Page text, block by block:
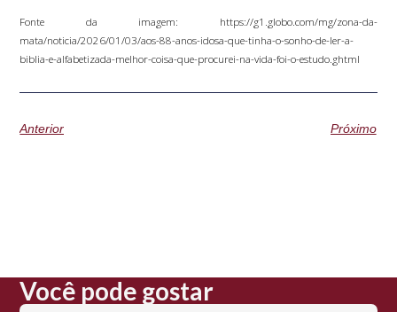
Fonte da imagem: https://g1.globo.com/mg/zona-da-
mata/noticia/2026/01/03/aos-88-anos-idosa-que-tinha-o-sonho-de-ler-a-
biblia-e-alfabetizada-melhor-coisa-que-procurei-na-vida-foi-o-estudo.ghtml
Anterior Próximo
Você pode gostar